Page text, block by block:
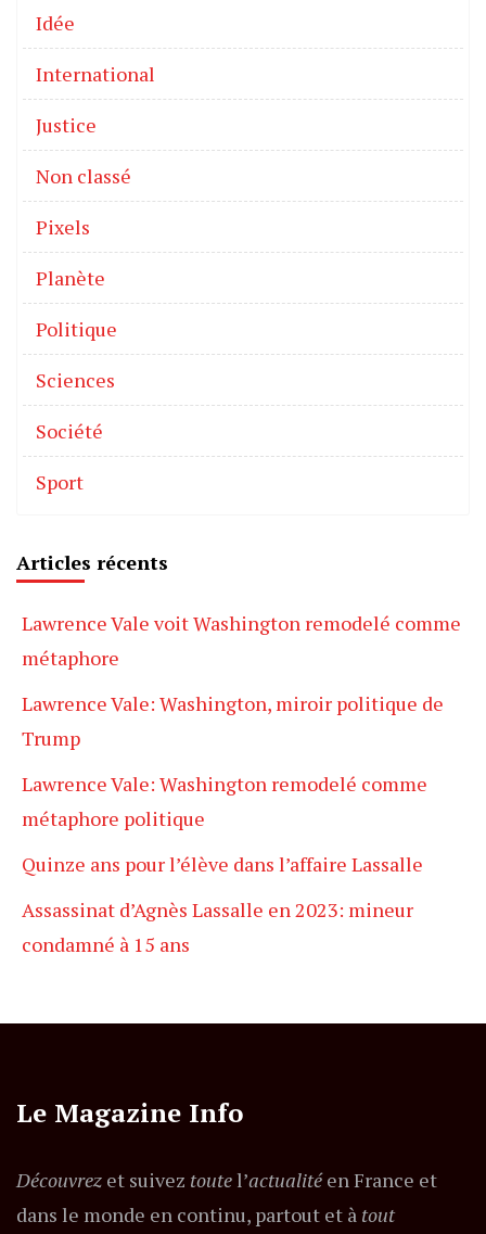
Idée
International
Justice
Non classé
Pixels
Planète
Politique
Sciences
Société
Sport
Articles récents
Lawrence Vale voit Washington remodelé comme
métaphore
Lawrence Vale: Washington, miroir politique de
Trump
Lawrence Vale: Washington remodelé comme
métaphore politique
Quinze ans pour l’élève dans l’affaire Lassalle
Assassinat d’Agnès Lassalle en 2023: mineur
condamné à 15 ans
Le Magazine Info
Découvrez et suivez toutel’actualitéen France et
dans le monde en continu, partout et à tout